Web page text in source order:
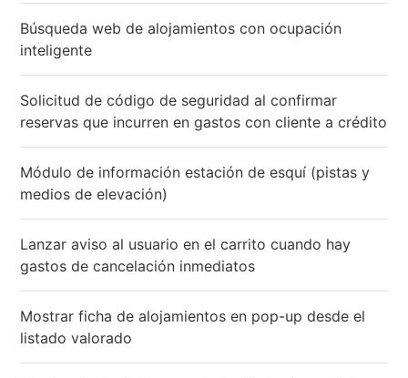
Búsqueda web de alojamientos con ocupación
inteligente
Solicitud de código de seguridad al confirmar
reservas que incurren en gastos con cliente a crédito
Módulo de información estación de esquí (pistas y
medios de elevación)
Lanzar aviso al usuario en el carrito cuando hay
gastos de cancelación inmediatos
Mostrar ficha de alojamientos en pop-up desde el
listado valorado